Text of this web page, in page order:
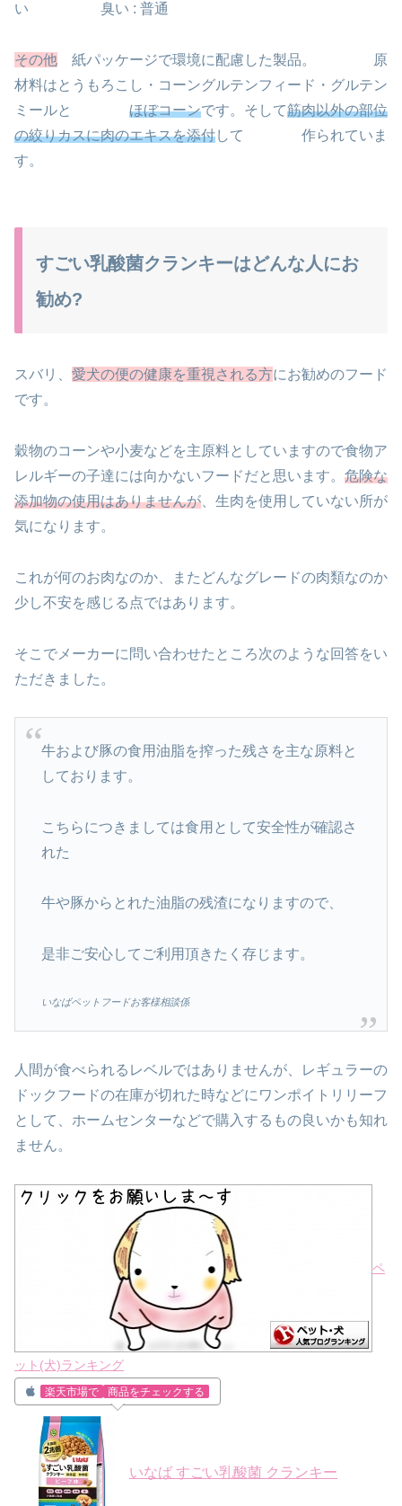
い 臭い : 普通
その他 紙パッケージで環境に配慮した製品。
原
材料はとうもろこし・コーングルテンフィード・グルテン
ミールと
ほぼコーンです。そして筋肉以外の部位
の絞りカスに肉のエキスを添付して
作られていま
す。
すごい乳酸菌クランキーはどんな人にお
勧め?
スバリ、 愛犬の便の健康を重視される方にお勧めのフード
です。
穀物のコーンや小麦などを主原料としていますので食物ア
レルギーの子達には向かないフードだと思います。 危険な
添加物の使用はありませんが 、生肉を使用していない所が
気になります。
これが何のお肉なのか、またどんなグレードの肉類なのか
少し不安を感じる点ではあります。
そこでメーカーに問い合わせたところ次のような回答をい
ただきました。
牛および豚の食用油脂を搾った残さを主な原料と
しております。
こちらにつきましては食用として安全性が確認さ
れた
牛や豚からとれた油脂の残渣になりますので、
是非ご安心してご利用頂きたく存じます。
いなばペットフードお客様相談係
人間が食べられるレベルではありませんが、
レギュラーの
ドックフードの在庫が切れた時などに ワンポイトリリーフ
として、ホームセンターなどで購入するもの良いかも知れ
ません。
ペ
ット(犬)ランキング
楽天市場で 商品をチェックする
いなば すごい乳酸菌 クランキー